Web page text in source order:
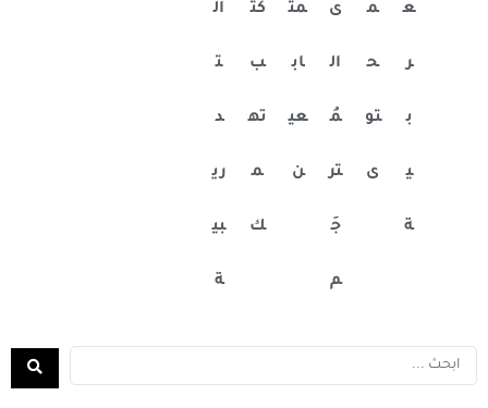
ع
ر
ب
ي
ة
م
ح
تو
ى
ى
ال
مُ
تر
جَ
م
مت
اب
عي
ن
كت
ب
ته
م
ك
ال
ت
د
ري
بي
ة